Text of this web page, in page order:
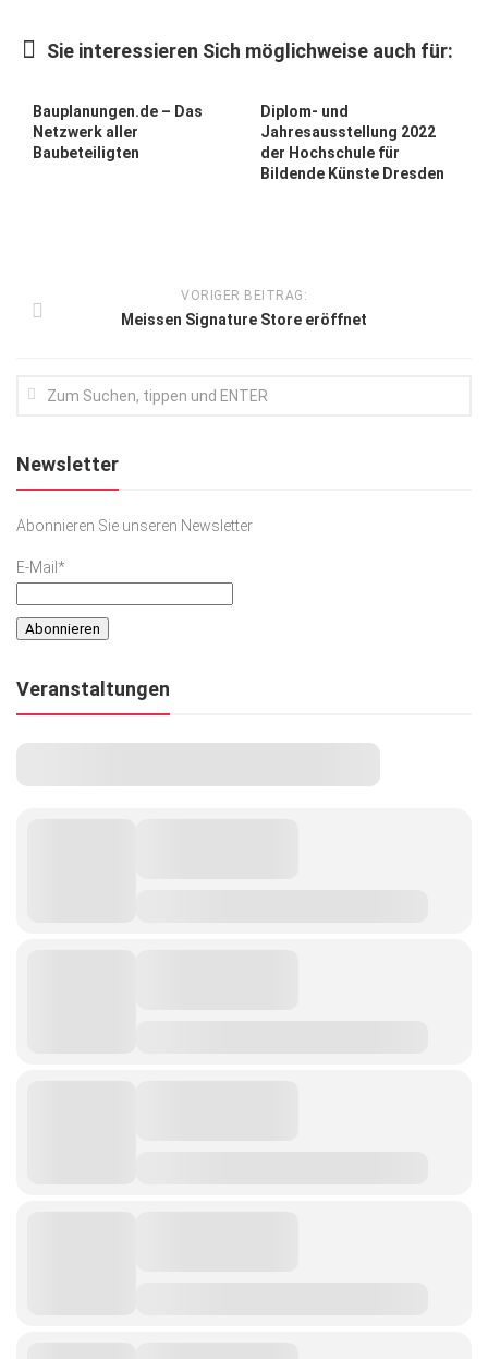
Ausflug & Reise
Podcast
Sie interessieren Sich möglichweise auch für:
Bauplanungen.de – Das
Netzwerk aller
Baubeteiligten
Diplom- und
Jahresausstellung 2022
der Hochschule für
Bildende Künste Dresden
VORIGER BEITRAG:
Meissen Signature Store eröffnet
Newsletter
Abonnieren Sie unseren Newsletter
E-Mail*
Veranstaltungen